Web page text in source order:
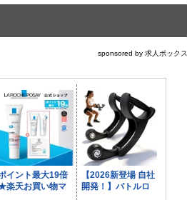
sponsored by 求人ボックス